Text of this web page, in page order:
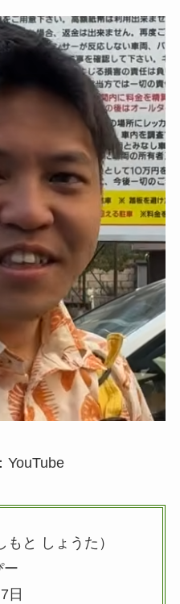
YouTube
もと しょうた）
ー
日